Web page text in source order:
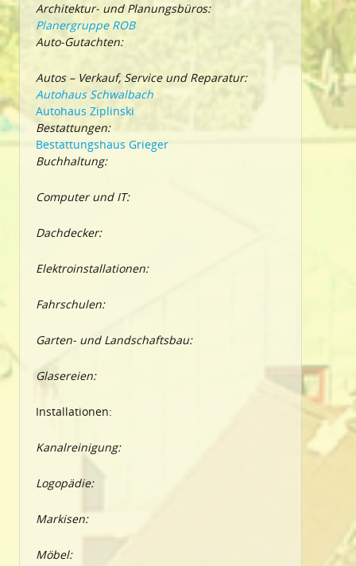
Architektur- und Planungsbüros:
Planergruppe ROB
Auto-Gutachten:
Autos – Verkauf, Service und Reparatur:
Autohaus Schwalbach
Autohaus Ziplinski
Bestattungen:
Bestattungshaus Grieger
Buchhaltung:
Computer und IT:
Dachdecker:
Elektroinstallationen:
Fahrschulen:
Garten- und Landschaftsbau:
Glasereien:
Installationen:
Kanalreinigung:
Logopädie:
Markisen:
Möbel: